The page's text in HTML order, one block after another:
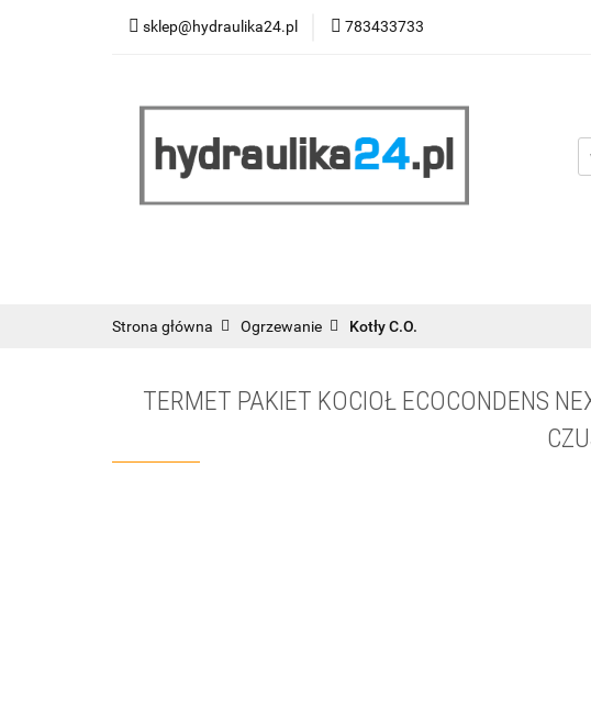
sklep@hydraulika24.pl 783433733
RATY/LEASING
Łazienka
Wyprzedaż WYCENA
Strona główna Ogrzewanie Kotły C.O.
TERMET PAKIET KOCIOŁ ECOCONDENS